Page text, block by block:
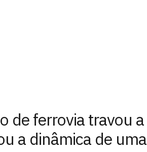
de ferrovia travou a
a dinâmica de uma